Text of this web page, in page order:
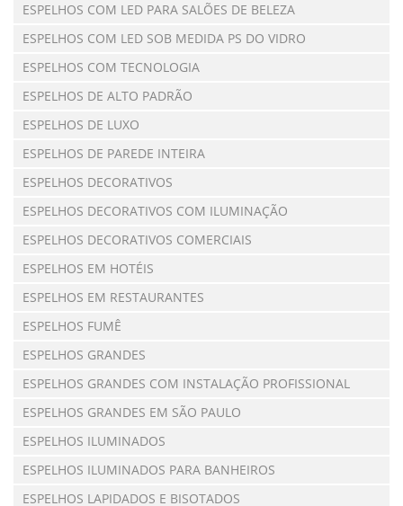
ESPELHOS COM LED PARA SALÕES DE BELEZA
ESPELHOS COM LED SOB MEDIDA PS DO VIDRO
ESPELHOS COM TECNOLOGIA
ESPELHOS DE ALTO PADRÃO
ESPELHOS DE LUXO
ESPELHOS DE PAREDE INTEIRA
ESPELHOS DECORATIVOS
ESPELHOS DECORATIVOS COM ILUMINAÇÃO
ESPELHOS DECORATIVOS COMERCIAIS
ESPELHOS EM HOTÉIS
ESPELHOS EM RESTAURANTES
ESPELHOS FUMÊ
ESPELHOS GRANDES
ESPELHOS GRANDES COM INSTALAÇÃO PROFISSIONAL
ESPELHOS GRANDES EM SÃO PAULO
ESPELHOS ILUMINADOS
ESPELHOS ILUMINADOS PARA BANHEIROS
ESPELHOS LAPIDADOS E BISOTADOS